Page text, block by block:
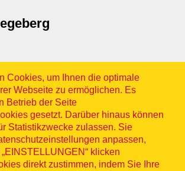
Cookies, um Ihnen die optimale
Webseite zu ermöglichen. Es
Betrieb der Seite
gesetzt. Darüber hinaus können
Statistikzwecke zulassen. Sie
anpassen,
klicken
direkt zustimmen, indem Sie Ihre